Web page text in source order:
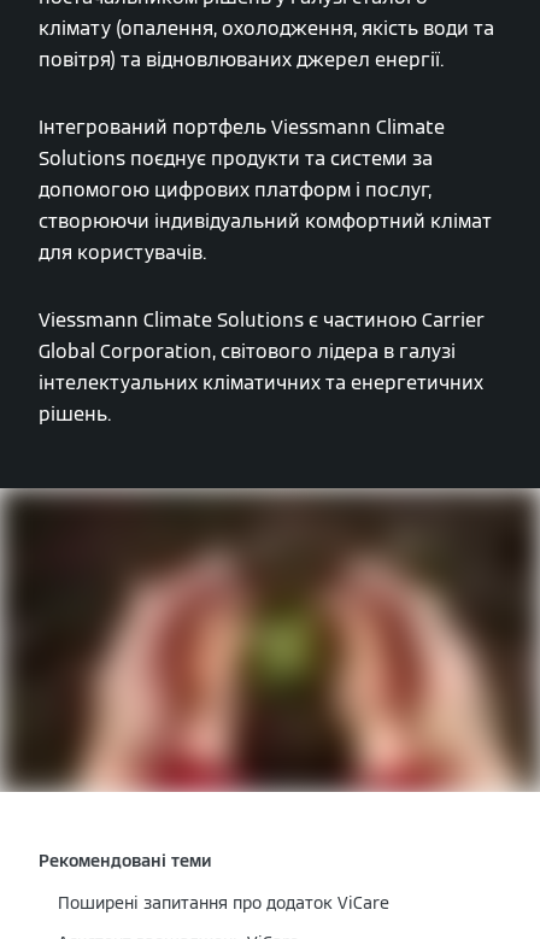
клімату (опалення, охолодження, якість води та
повітря) та відновлюваних джерел енергії.
Інтегрований портфель Viessmann Climate
Solutions поєднує продукти та системи за
допомогою цифрових платформ і послуг,
створюючи індивідуальний комфортний клімат
для користувачів.
Viessmann Climate Solutions є частиною Carrier
Global Corporation, світового лідера в галузі
інтелектуальних кліматичних та енергетичних
рішень.
Рекомендовані теми
Поширені запитання про додаток ViCare